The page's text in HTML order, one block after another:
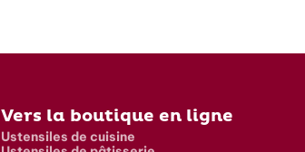
Vers la boutique en ligne
Ustensiles de cuisine